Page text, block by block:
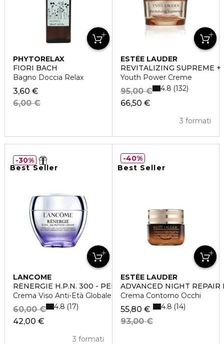
PHYTORELAX
FIORI BACH
Bagno Doccia Relax
3,60 €
6,00 €
ESTÉE LAUDER
REVITALIZING SUPREME +
Youth Power Creme
66,50 €
95,00 €
3 formati
4.8 132
Best Seller
LANCÔME
RÉNERGIE H.P.N. 300 - PEPTIDE CREAM
Crema Viso Anti-Età Globale Alta Performance
42,00 €
60,00 €
3 formati
4.8 17
30%
Best Seller
ESTÉE LAUDER
ADVANCED NIGHT REPAIR
Crema Contorno Occhi
55,80 €
93,00 €
4.8 14
40%